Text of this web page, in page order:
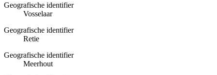
Geografische identifier
Vosselaar
Geografische identifier
Retie
Geografische identifier
Meerhout